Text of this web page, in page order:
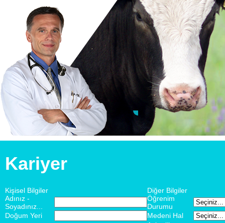
Kariyer
Kişisel Bilgiler
Diğer Bilgiler
Adınız -
Soyadınız...
Öğrenim
Durumu
Doğum Yeri
Medeni Hal